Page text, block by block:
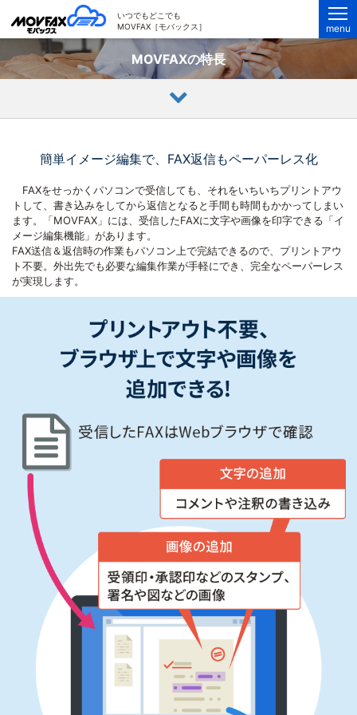
menu
MOVFAX（モバックス）
いつでもどこでも
MOVFAX［モバックス］
MOVFAXの特長
簡単イメージ編集で、FAX返信もペーパーレス化
FAXをせっかくパソコンで受信しても、それをいちいちプリントアウ
トして、書き込みをしてから返信となると手間も時間もかかってしまい
ます。「MOVFAX」には、受信したFAXに文字や画像を印字できる「イ
メージ編集機能」があります。
FAX送信＆返信時の作業もパソコン上で完結できるので、プリントアウ
ト不要。外出先でも必要な編集作業が手軽にでき、完全なペーパーレス
が実現します。